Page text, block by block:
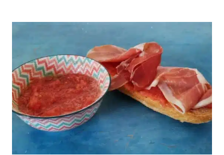
SPAGNOLI
LA
COLAZIONE
+
RICETTE